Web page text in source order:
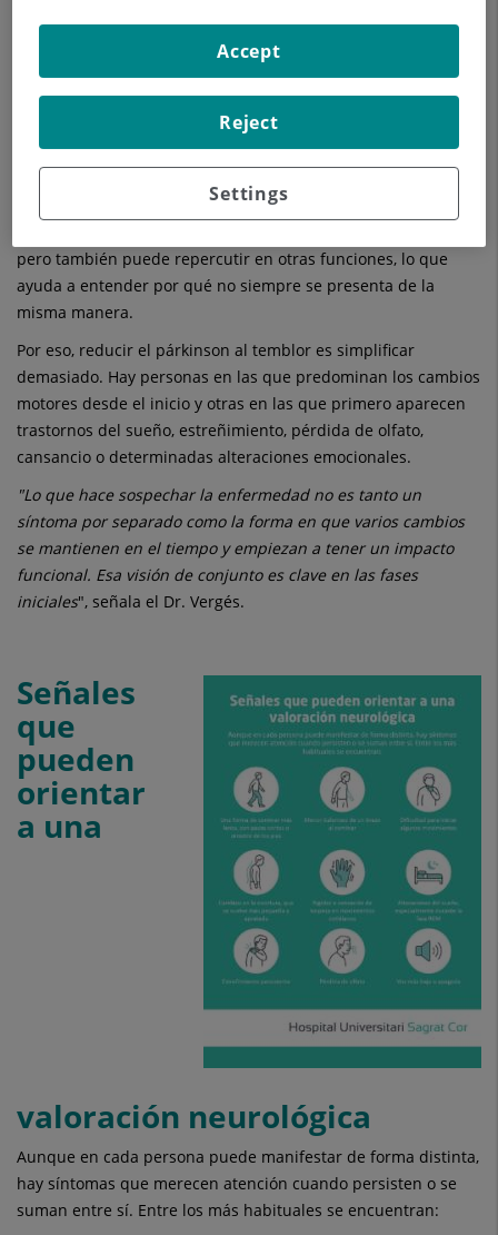
no siempre se manifiesta
El párkinson es un proceso neurodegenerativo crónico y
progresivo que afecta al sistema nervioso. Se produce por la
pérdida de neuronas que intervienen en la producción de
dopamina, una sustancia imprescindible para regular el
movimiento con normalidad. Esa falta de dopamina altera
pero también puede repercutir en otras funciones, lo que
ayuda a entender por qué no siempre se presenta de la
misma manera.
Por eso, reducir el párkinson al temblor es simplificar
demasiado. Hay personas en las que predominan los cambios
motores desde el inicio y otras en las que primero aparecen
trastornos del sueño, estreñimiento, pérdida de olfato,
cansancio o determinadas alteraciones emocionales.
"Lo que hace sospechar la enfermedad no es tanto un
síntoma por separado como la forma en que varios cambios
se mantienen en el tiempo y empiezan a tener un impacto
funcional. Esa visión de conjunto es clave en las fases
iniciales", señala el Dr. Vergés.
Señales
que
pueden
orientar
a una
valoración neurológica
Aunque en cada persona puede manifestar de forma distinta,
hay síntomas que merecen atención cuando persisten o se
suman entre sí. Entre los más habituales se encuentran:
Settings
Reject
Accept